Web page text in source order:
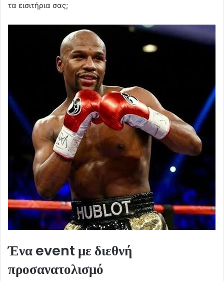
τα εισιτήρια σας;
Ένα event με διεθνή
προσανατολισμό